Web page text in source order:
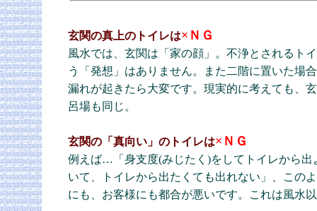
玄関の真上のトイレは× ＮＧ
風水では、玄関は「家の顔」。不浄とされるト
う「発想」はありません。また二階に置いた場
漏れが起きたら大変です。現実的に考えても、
呂場も同じ。
玄関の「真向い」のトイレは×ＮＧ
例えば…「身支度(みじたく)をしてトイレから出
いて、トイレから出たくても出れない」、この
にも、お客様にも都合が悪いです。これは風水